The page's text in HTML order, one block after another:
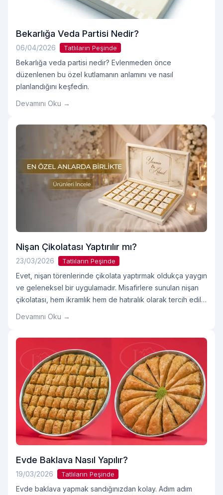
Bekarlığa Veda Partisi Nedir?
06/04/2026 Tatlıların Peşinde
Bekarlığa veda partisi nedir? Evlenmeden önce
düzenlenen bu özel kutlamanın anlamını ve nasıl
planlandığını keşfedin.
Devamını Oku →
Nişan Çikolatası Yaptırılır mı?
23/03/2026 Tatlıların Peşinde
Evet, nişan törenlerinde çikolata yaptırmak oldukça yaygın
ve geleneksel bir uygulamadır. Misafirlere sunulan nişan
çikolatası, hem ikramlık hem de hatıralık olarak tercih edilir.
anlaşmasına ve geleneklere bağlı olarak değişebilir.
Sözde Çikolatayı Kim Dağıtır? SözOkumaya devam et
"Nişan Çikolatası Yaptırılır mı?"
Devamını Oku →
Evde Baklava Nasıl Yapılır?
19/03/2026 Tatlıların Peşinde
Evde baklava yapmak sandığınızdan kolay. Adım adım